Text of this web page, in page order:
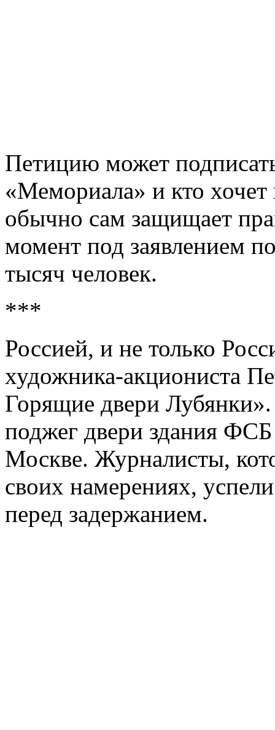
Петицию может
«Мемориала» и кто хочет
обычно сам защищает
момент под заявлением
тысяч человек.
***
Россией, и не только
художника-акциониста
Горящие двери
поджег двери здания
Москве. Журналисты,
своих намерениях,
перед задержанием.